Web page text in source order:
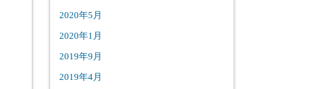
2020年5月
2020年1月
2019年9月
2019年4月